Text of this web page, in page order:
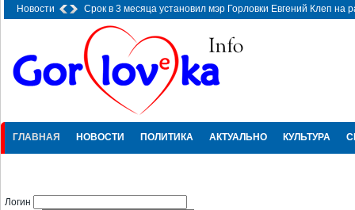
Новости
Срок в 3 месяца установил мэр Горловки Евгений Клеп на
городе -
ГЛАВНАЯ НОВОСТИ ПОЛИТИКА АКТУАЛЬНО КУЛЬТУРА
Логин